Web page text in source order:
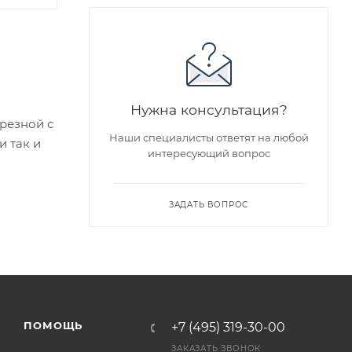
с
так и
Нужна консультация?
Наши специалисты ответят на любой
интересующий вопрос
ЗАДАТЬ ВОПРОС
ПОМОЩЬ +7 (495) 319-30-00
ЗАКАЗАТЬ ЗВОНОК